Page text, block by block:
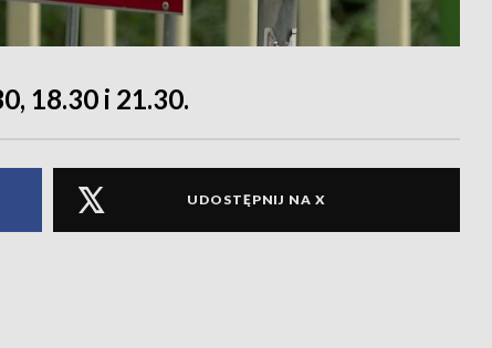
18.30 i 21.30.
UDOSTĘPNIJ NA X